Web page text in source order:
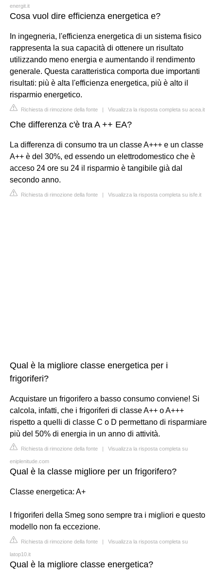
energit.it
Cosa vuol dire efficienza energetica e?
In ingegneria, l'efficienza energetica di un sistema fisico
rappresenta la sua capacità di ottenere un risultato
utilizzando meno energia e aumentando il rendimento
generale. Questa caratteristica comporta due importanti
risultati: più è alta l'efficienza energetica, più è alto il
risparmio energetico.
Richiesta di rimozione della fonte | Visualizza la risposta completa su acea.it
Che differenza c'è tra A ++ EA?
La differenza di consumo tra un classe A+++ e un classe
A++ è del 30%, ed essendo un elettrodomestico che è
acceso 24 ore su 24 il risparmio è tangibile già dal
secondo anno.
Richiesta di rimozione della fonte | Visualizza la risposta completa su isfe.it
Qual è la migliore classe energetica per i
frigoriferi?
Acquistare un frigorifero a basso consumo conviene! Si
calcola, infatti, che i frigoriferi di classe A++ o A+++
rispetto a quelli di classe C o D permettano di risparmiare
più del 50% di energia in un anno di attività.
Richiesta di rimozione della fonte | Visualizza la risposta completa su
eniplenitude.com
Qual è la classe migliore per un frigorifero?
Classe energetica: A+
I frigoriferi della Smeg sono sempre tra i migliori e questo
modello non fa eccezione.
Richiesta di rimozione della fonte | Visualizza la risposta completa su
latop10.it
Qual è la migliore classe energetica?